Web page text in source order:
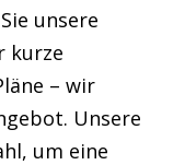
unsere
kurze
– wir
Unsere
um eine